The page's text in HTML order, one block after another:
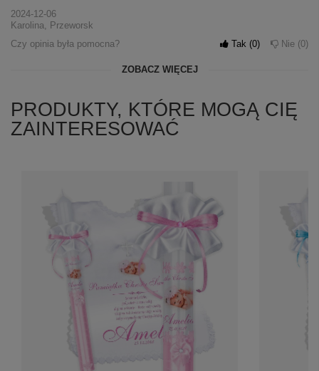
2024-12-06
Karolina, Przeworsk
Czy opinia była pomocna?
Tak 0 Nie 0
ZOBACZ WIĘCEJ
PRODUKTY, KTÓRE MOGĄ CIĘ
ZAINTERESOWAĆ